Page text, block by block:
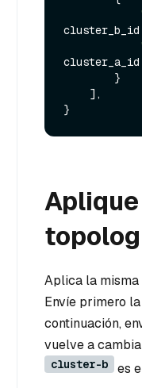
Aplica la misma
Envíe primero
continuación,
vuelve a
cluster-b es